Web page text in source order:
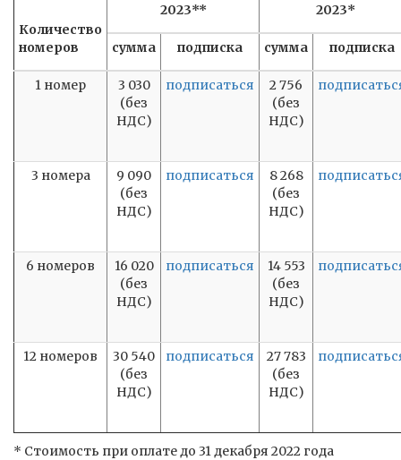
Количество
номеров
2023** 2023*
сумма подписка сумма подписка
1 номер
3 030
(без
НДС)
подписаться
2 756
(без
НДС)
3 номера
9 090
(без
НДС)
подписаться
8 268
(без
НДС)
6 номеров
16 020
(без
НДС)
подписаться
14 553
(без
НДС)
12 номеров
30 540
(без
НДС)
подписаться
27 783
(без
НДС)
* Стоимость при оплате до 31 декабря 2022 года